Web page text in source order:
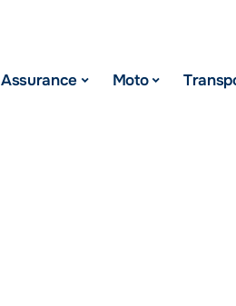
Assurance Moto